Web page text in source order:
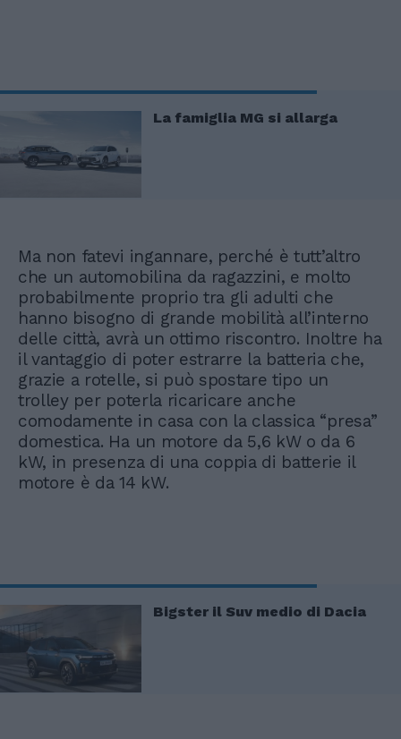
La famiglia MG si allarga
Ma non fatevi ingannare, perché è tutt’altro
che un automobilina da ragazzini, e molto
probabilmente proprio tra gli adulti che
hanno bisogno di grande mobilità all’interno
delle città, avrà un ottimo riscontro. Inoltre ha
il vantaggio di poter estrarre la batteria che,
grazie a rotelle, si può spostare tipo un
trolley per poterla ricaricare anche
comodamente in casa con la classica “presa”
domestica. Ha un motore da 5,6 kW o da 6
kW, in presenza di una coppia di batterie il
motore è da 14 kW.
Bigster il Suv medio di Dacia